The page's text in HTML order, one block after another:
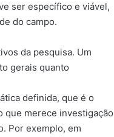
ser específico e viável,
do campo.
da pesquisa. Um
gerais quanto
definida, que é o
que merece investigação
Por exemplo, em